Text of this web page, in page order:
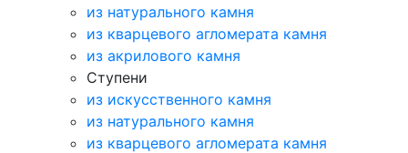
из натурального камня
из кварцевого агломерата камня
из акрилового камня
Ступени
из искусственного камня
из натурального камня
из кварцевого агломерата камня